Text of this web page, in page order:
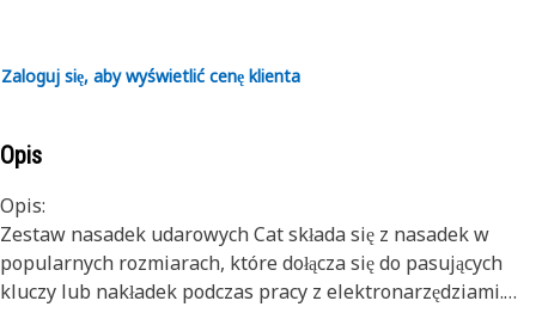
Zaloguj się, aby wyświetlić cenę klienta
Opis
Opis:
Zestaw nasadek udarowych Cat składa się z nasadek w
popularnych rozmiarach, które dołącza się do pasujących
kluczy lub nakładek podczas pracy z elektronarzędziami.